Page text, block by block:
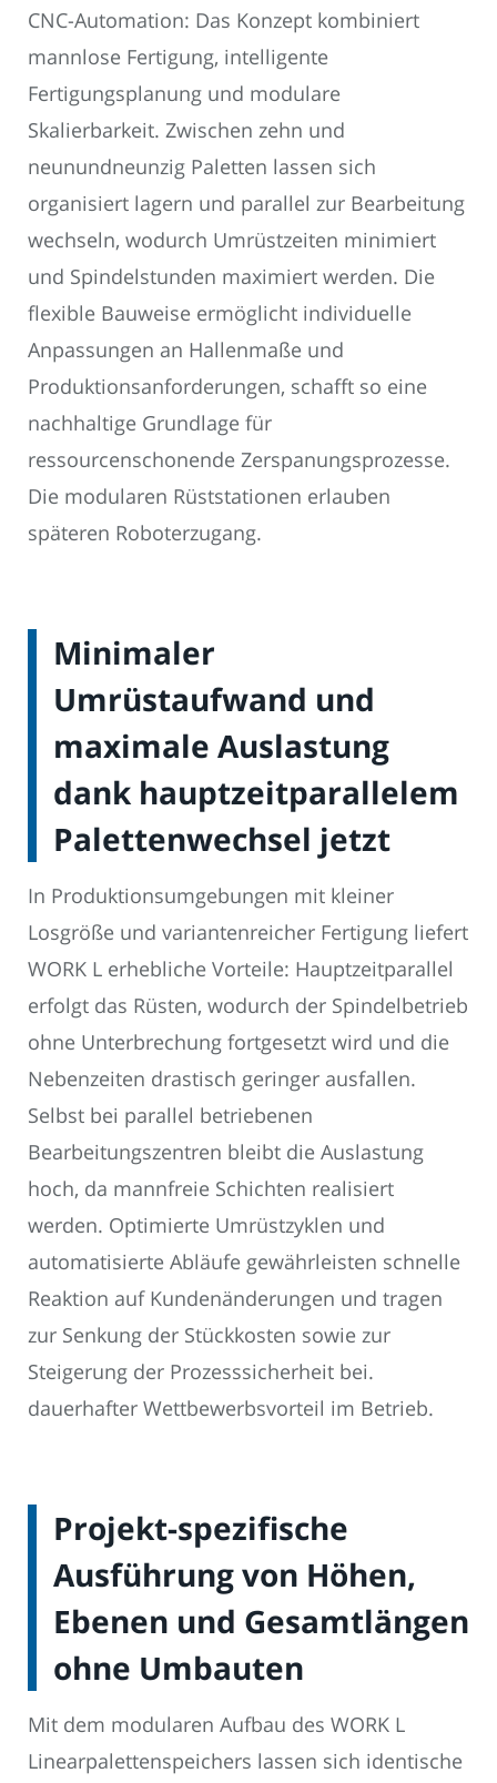
CNC-Automation: Das Konzept kombiniert
mannlose Fertigung, intelligente
Fertigungsplanung und modulare
Skalierbarkeit. Zwischen zehn und
neunundneunzig Paletten lassen sich
organisiert lagern und parallel zur Bearbeitung
wechseln, wodurch Umrüstzeiten minimiert
und Spindelstunden maximiert werden. Die
flexible Bauweise ermöglicht individuelle
Anpassungen an Hallenmaße und
Produktionsanforderungen, schafft so eine
nachhaltige Grundlage für
ressourcenschonende Zerspanungsprozesse.
Die modularen Rüststationen erlauben
späteren Roboterzugang.
Minimaler
Umrüstaufwand und
maximale Auslastung
dank hauptzeitparallelem
Palettenwechsel jetzt
In Produktionsumgebungen mit kleiner
Losgröße und variantenreicher Fertigung liefert
WORK L erhebliche Vorteile: Hauptzeitparallel
erfolgt das Rüsten, wodurch der Spindelbetrieb
ohne Unterbrechung fortgesetzt wird und die
Nebenzeiten drastisch geringer ausfallen.
Selbst bei parallel betriebenen
Bearbeitungszentren bleibt die Auslastung
hoch, da mannfreie Schichten realisiert
werden. Optimierte Umrüstzyklen und
automatisierte Abläufe gewährleisten schnelle
Reaktion auf Kundenänderungen und tragen
zur Senkung der Stückkosten sowie zur
Steigerung der Prozesssicherheit bei.
dauerhafter Wettbewerbsvorteil im Betrieb.
Projekt-spezifische
Ausführung von Höhen,
Ebenen und Gesamtlängen
ohne Umbauten
Mit dem modularen Aufbau des WORK L
Linearpalettenspeichers lassen sich identische